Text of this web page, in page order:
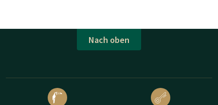
Nach oben